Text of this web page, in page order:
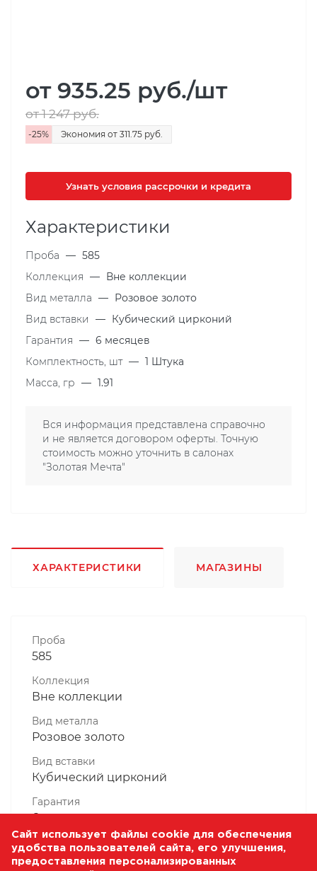
от 935.25 руб./шт
от 1 247руб.
-25% Экономия от 311.75 руб.
Узнать условия рассрочки и кредита
Характеристики
Проба — 585
Коллекция — Вне коллекции
Вид металла — Розовое золото
Вид вставки
— Кубический цирконий
Гарантия — 6 месяцев
Комплектность, шт — 1 Штука
Масса, гр — 1.91
Вся информация представлена справочно
и не является договором оферты. Точную
стоимость можно уточнить в салонах
"Золотая Мечта"
ХАРАКТЕРИСТИКИ МАГАЗИНЫ
Проба
585
Коллекция
Вне коллекции
Вид металла
Розовое золото
Вид вставки
Кубический цирконий
Гарантия
6 месяцев
Комплектность, шт
1 Штука
Сайт использует файлы cookie для обеспечения
удобства пользователей сайта, его улучшения,
предоставления персонализированных